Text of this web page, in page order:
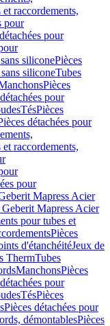
raccordements,
pour
pour
siliconePièces
siliconeTubes
Pièces
pour
TésPièces
détachées pour
raccordements,
pour
Mapress Acier
Geberit Mapress Acier
pour tubes et
Pièces
d'étanchéitéJeux de
ThermTubes
ManchonsPièces
pour
TésPièces
Pièces détachées pour
démontablesPièces